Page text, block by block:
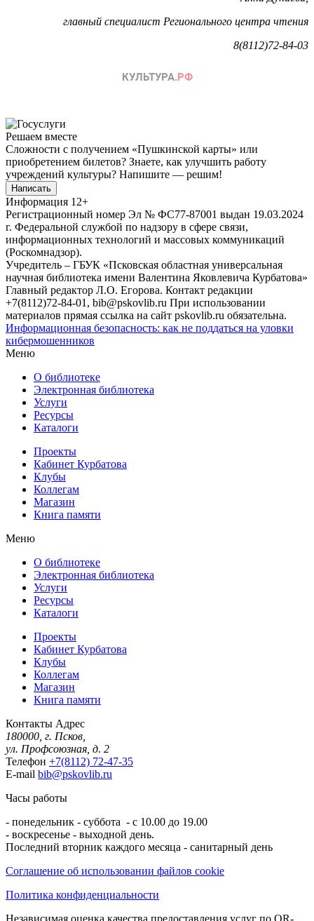
главный специалист Регионального центра чтения
8(8112)72-84-03
Решаем вместе
Сложности с получением «Пушкинской карты» или
приобретением билетов? Знаете, как улучшить работу
учреждений культуры? Напишите — решим!
Написать
Информация 12+
Регистрационный номер Эл № ФС77-87001 выдан 19.03.2024
г. Федеральной службой по надзору в сфере связи,
информационных технологий и массовых коммуникаций
(Роскомнадзор).
Учредитель – ГБУК «Псковская областная универсальная
научная библиотека имени Валентина Яковлевича Курбатова»
Главный редактор Л.О. Егорова. Контакт редакции
+7(8112)72-84-01, bib@pskovlib.ru При использовании
материалов прямая ссылка на сайт pskovlib.ru обязательна.
Информационная безопасность: как не поддаться на уловки
кибермошенников
Меню
О библиотеке
Электронная библиотека
Услуги
Ресурсы
Каталоги
Проекты
Кабинет Курбатова
Клубы
Коллегам
Магазин
Книга памяти
Меню
О библиотеке
Электронная библиотека
Услуги
Ресурсы
Каталоги
Проекты
Кабинет Курбатова
Клубы
Коллегам
Магазин
Книга памяти
Контакты Адрес
180000, г. Псков,
ул. Профсоюзная, д. 2
Телефон +7(8112) 72-47-35
E-mail bib@pskovlib.ru
Часы работы
- понедельник - суббота - с 10.00 до 19.00
- воскресенье - выходной день.
Последний вторник каждого месяца - санитарный день
Соглашение об использовании файлов cookie
Политика конфиденциальности
Независимая оценка качества предоставления услуг по QR-